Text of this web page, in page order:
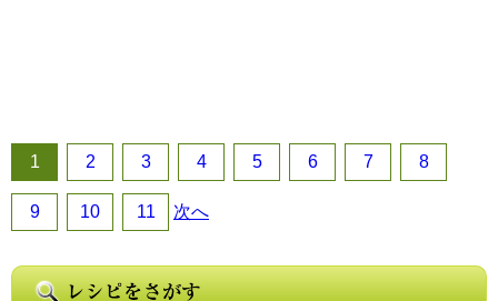
1 2 3 4 5 6 7 8
9 10 11 次へ